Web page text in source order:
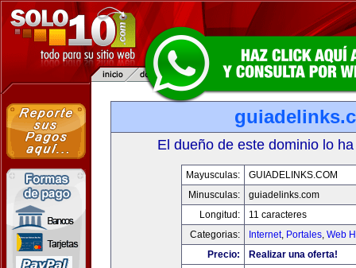
El dueño de este dominio lo
Mayusculas:
GUIADELINKS.COM
Minusculas:
guiadelinks.com
Longitud:
11 caracteres
Categorias:
Internet, Portales, Web
Precio:
Realizar una oferta!